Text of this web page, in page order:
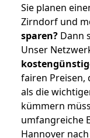
Sie planen
Zirndorf und
sparen? Dann
Unser
fairen Preisen,
als die
kümmern
umfangreiche
Hannover